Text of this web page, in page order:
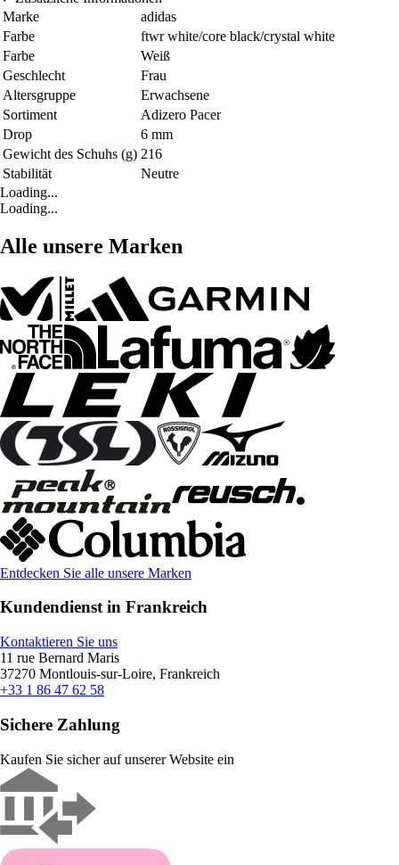
Marke
adidas
Farbe
ftwr white/core black/crystal white
Farbe
Weiß
Geschlecht
Frau
Altersgruppe
Erwachsene
Sortiment
Adizero Pacer
Drop
6 mm
Gewicht des Schuhs (g) 216
Stabilität
Neutre
Loading...
Loading...
Alle unsere Marken
Entdecken Sie alle unsere Marken
Kundendienst in Frankreich
Kontaktieren Sie uns
11 rue Bernard Maris
37270 Montlouis-sur-Loire, Frankreich
+33 1 86 47 62 58
Sichere Zahlung
Kaufen Sie sicher auf unserer Website ein